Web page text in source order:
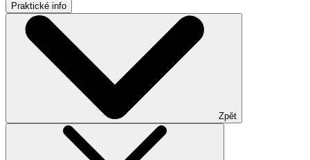
Praktické info
Zpět